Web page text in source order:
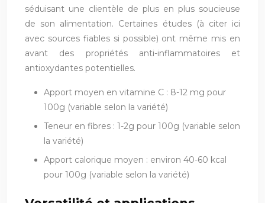
séduisant une clientèle de plus en plus soucieuse
de son alimentation. Certaines études (à citer ici
avec sources fiables si possible) ont même mis en
avant des propriétés anti-inflammatoires et
antioxydantes potentielles.
Apport moyen en vitamine C : 8-12 mg pour
100g (variable selon la variété)
Teneur en fibres : 1-2g pour 100g (variable selon
la variété)
Apport calorique moyen : environ 40-60 kcal
pour 100g (variable selon la variété)